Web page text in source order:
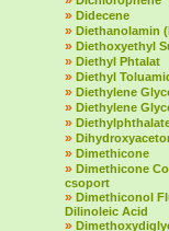
» Didecene
» Diethanolamin
» Diethoxyethyl
» Diethyl Phtalat
» Diethyl
» Diethylene
» Diethylene
»
»
» Dimethicone
» Dimethicone
csoport
» Dimethiconol
Dilinoleic Acid
»